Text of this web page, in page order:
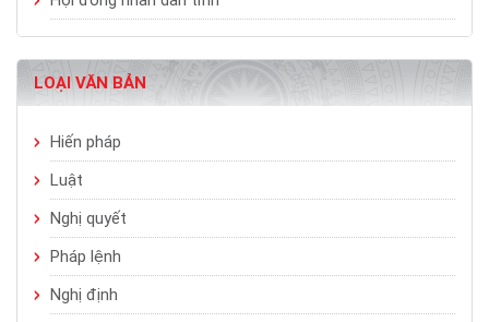
LOẠI VĂN BẢN
Hiến pháp
Luật
Nghị quyết
Pháp lệnh
Nghị định